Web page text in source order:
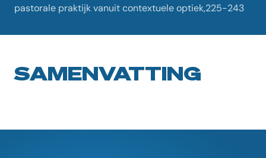
pastorale praktijk vanuit contextuele optiek,225-243
SAMENVATTING